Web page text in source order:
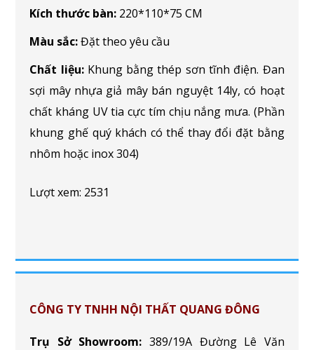
Kích thước bàn: 220*110*75 CM
Màu sắc:Đặt theo yêu cầu
Chất liệu:Khung bằng thép sơn tĩnh điện. Đan
sợi mây nhựa giả mây bán nguyệt 14ly, có hoạt
chất kháng UV tia cực tím chịu nắng mưa. (Phần
khung ghế quý khách có thể thay đổi đặt bằng
nhôm hoặc inox 304)
Lượt xem: 2531
CÔNG TY TNHH NỘI THẤT QUANG ĐÔNG
Trụ Sở Showroom: 389/19A Đường Lê Văn